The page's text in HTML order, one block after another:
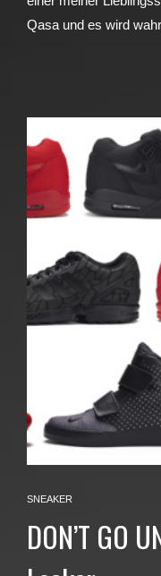
Qasa und es wird
SNEAKER
DON’T GO